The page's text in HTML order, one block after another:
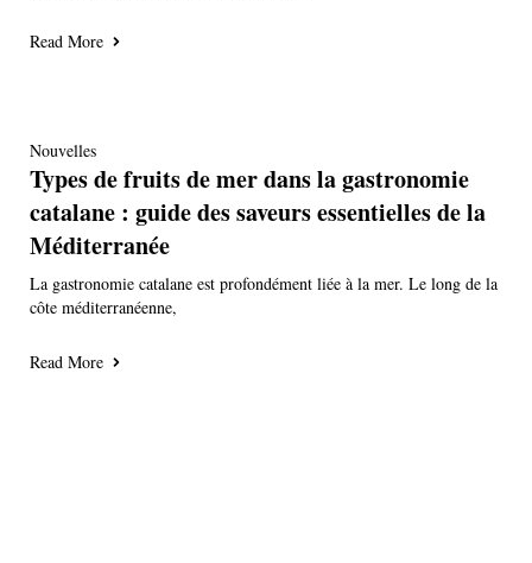
Read More
Nouvelles
Types de fruits de mer dans la gastronomie
catalane : guide des saveurs essentielles de la
Méditerranée
La gastronomie catalane est profondément liée à la mer. Le long de la
côte méditerranéenne,
Read More